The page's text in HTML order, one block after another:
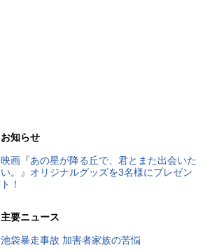
お知らせ
映画『あの星が降る丘で、君とまた出会いた
い。』オリジナルグッズを3名様にプレゼン
ト！
主要ニュース
池袋暴走事故 加害者家族の苦悩